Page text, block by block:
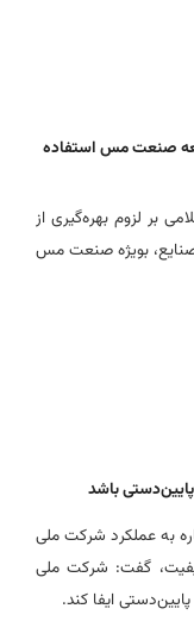
صنعت مس استفاده
بر لزوم بهره‌گیری از
بویژه صنعت مس
باشد
به عملکرد شرکت ملی
گفت: شرکت ملی
ایفا کند.